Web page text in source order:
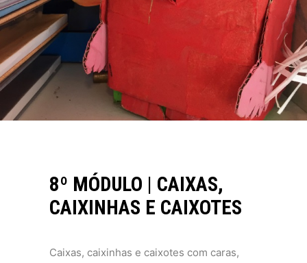
8º MÓDULO | CAIXAS,
CAIXINHAS E CAIXOTES
Caixas, caixinhas e caixotes com caras,